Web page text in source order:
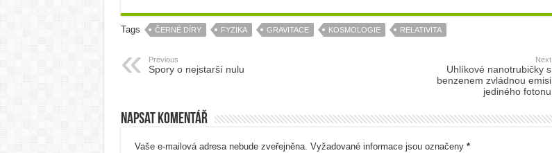
Tags ČERNÉ DÍRY FYZIKA GRAVITACE KOSMOLOGIE RELATIVITA
Previous
Spory o nejstarší nulu
Next
Uhlíkové nanotrubičky s
benzenem zvládnou emisi
jediného fotonu
Napsat komentář
Vaše e-mailová adresa nebude zveřejněna. Vyžadované informace jsou označeny *